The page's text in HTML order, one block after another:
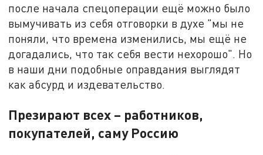
после начала спецоперации ещё можно было
вымучивать из себя отговорки в духе "мы не
поняли, что времена изменились, мы ещё не
догадались, что так себя вести нехорошо". Но
в наши дни подобные оправдания выглядят
как абсурд и издевательство.
Презирают всех – работников,
покупателей, саму Россию